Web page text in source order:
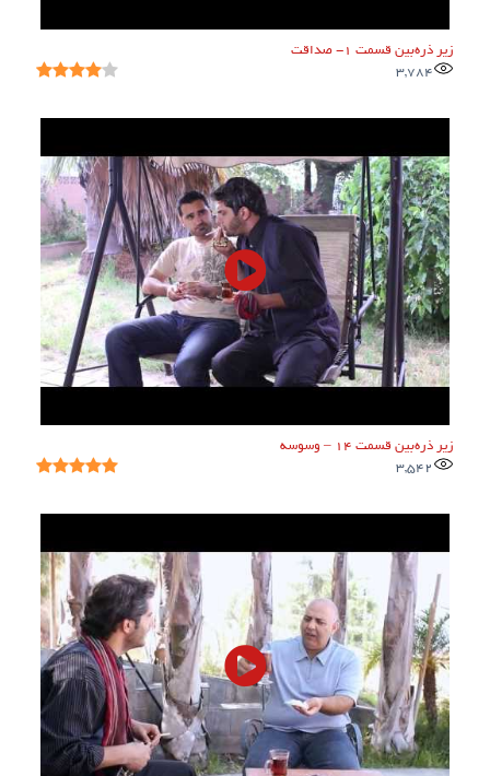
زیر ذره‌بین قسمت ۱- صداقت
3,784
زیر ذره‌بین قسمت ۱۴ – وسوسه
3,542